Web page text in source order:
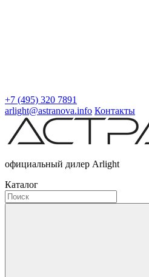
+7 (495) 320 7891
arlight@astranova.info Контакты
официальный дилер Arlight
Каталог